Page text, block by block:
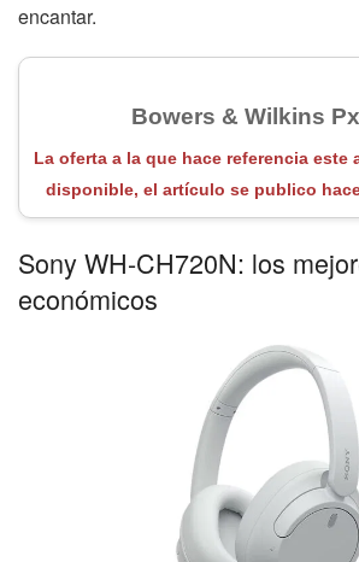
encantar.
Bowers & Wilkins
La oferta a la que hace referencia este
disponible, el artículo se publico
Sony WH-CH720N: los
económicos